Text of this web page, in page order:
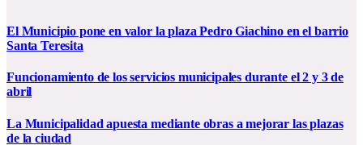
El Municipio pone en valor la plaza Pedro Giachino en el barrio
Santa Teresita
Funcionamiento de los servicios municipales durante el 2 y 3 de
abril
La Municipalidad apuesta mediante obras a mejorar las plazas
de la ciudad